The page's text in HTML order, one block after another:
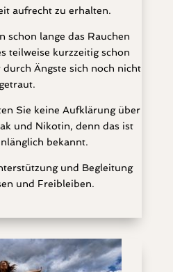
aufrecht zu erhalten.
schon lange das Rauchen
teilweise kurzzeitig schon
Ängste sich noch nicht
getraut.
Sie keine Aufklärung über
und Nikotin, denn das ist
bekannt.
und Begleitung
und Freibleiben.